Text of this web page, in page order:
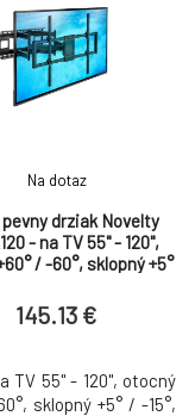
režimy osvetlenia:
Light poskytuje
osvetlenie
plochy; Režim Aura
je možné
drziak Novelty
- na TV 55" - 120",
/ -60°, sklopný +5°
Na dotaz
145.13 €
TV 55" - 120", otocný
sklopný +5° / -15°,